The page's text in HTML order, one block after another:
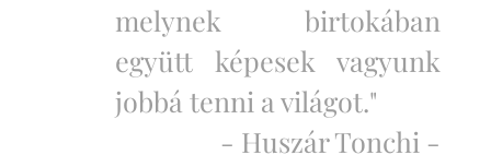
melynek birtokában
együtt képesek vagyunk
jobbá tenni a világot."
- Huszár Tonchi -